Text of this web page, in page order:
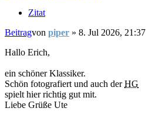
Zitat
Beitragvon piper » 8. Jul 2026, 21:37
Hallo Erich,
ein schöner Klassiker.
Schön fotografiert und auch derHG
spielt hier richtig gut mit.
Liebe Grüße Ute